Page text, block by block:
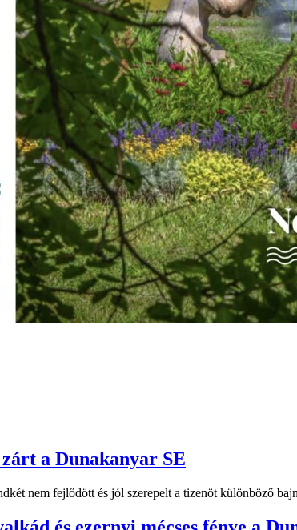
zárt a Dunakanyar SE
nem fejlődött és jól szerepelt a tizenöt különböző